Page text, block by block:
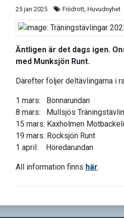
25 jan 2025 Friidrott, Huvudnyhet
Äntligen är det dags igen.
med Munksjön Runt.
Därefter följer deltävlingarna i
1 mars: Bonnarundan
8 mars: Mullsjös
15 mars: Kaxholmen
19 mars: Rocksjön Runt
1 april: Höredarundan
All information finns här.